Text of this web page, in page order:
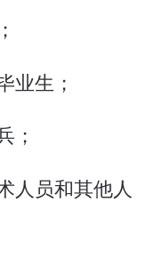
业生；
；
人员和其他人